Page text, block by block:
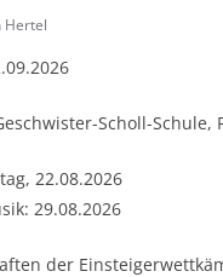
Hertel
Scholl-Schule,
22.08.2026
29.08.2026
der